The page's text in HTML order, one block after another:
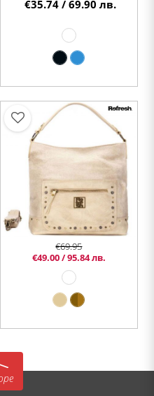
€35.74 / 69.90 лв.
€69.95
€49.00 / 95.84 лв.